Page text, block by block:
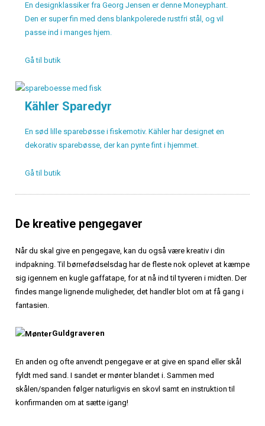
En designklassiker fra Georg Jensen er denne Moneyphant.
Den er super fin med dens blankpolerede rustfri stål, og vil
passe ind i manges hjem.
Gå til butik
Kähler Sparedyr
En sød lille sparebøsse i fiskemotiv. Kähler har designet en
dekorativ sparebøsse, der kan pynte fint i hjemmet.
Gå til butik
De kreative pengegaver
Når du skal give en pengegave, kan du også være kreativ i din
indpakning. Til børnefødselsdag har de fleste nok oplevet at kæmpe
sig igennem en kugle gaffatape, for at nå ind til tyveren i midten. Der
findes mange lignende muligheder, det handler blot om at få gang i
fantasien.
Guldgraveren
En anden og ofte anvendt pengegave er at give en spand eller skål
fyldt med sand. I sandet er mønter blandet i. Sammen med
skålen/spanden følger naturligvis en skovl samt en instruktion til
konfirmanden om at sætte igang!